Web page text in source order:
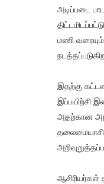
அடிப்படை
மணி வரையும்
இதற்கு
இப்பயிற்சி
அதற்கான